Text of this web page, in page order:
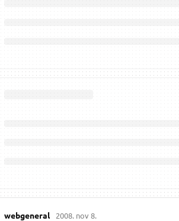
webgeneral 2008. nov 8.